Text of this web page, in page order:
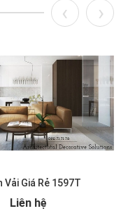
Vải Giá Rẻ 1597T
Liên hệ